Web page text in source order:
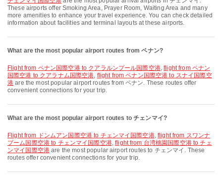
These airports offer Smoking Area, Prayer Room, Waiting Area and many
more amenities to enhance your travel experience. You can check detailed
information about facilities and terminal layouts at these airports.
What are the most popular airport routes from ペナン?
flight from ペナン国際空港 to クアラルンプール国際空港,flight from ペナン
国際空港 to クアラナム国際空港, flight from ペナン国際空港 to スナイ国際空
港 are the most popular airport routes from ペナン. These routes offer
convenient connections for your trip.
What are the most popular airport routes to チェンマイ?
flight from ドンムアン国際空港 to チェンマイ国際空港,flight from スワンナ
プーム国際空港 to チェンマイ国際空港,flight from 台湾桃園国際空港 to チェ
ンマイ国際空港are the most popular airport routes to チェンマイ. These
routes offer convenient connections for your trip.